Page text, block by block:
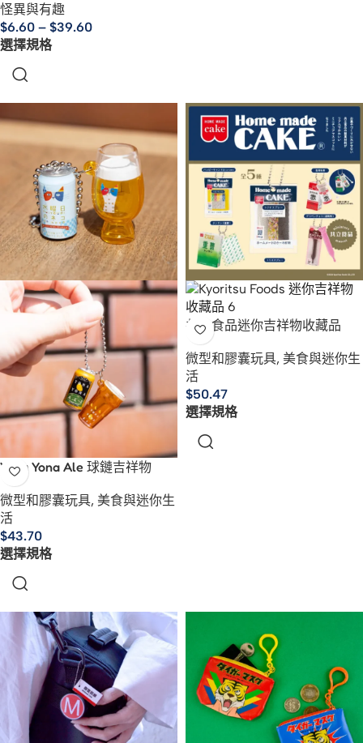
怪異與有趣
$6.60 – $39.60
選擇規格
Yona Yona Ale 球鏈吉祥物
微型和膠囊玩具, 美食與迷你生
活
$43.70
選擇規格
共立食品迷你吉祥物收藏品
微型和膠囊玩具, 美食與迷你生
活
$50.47
選擇規格